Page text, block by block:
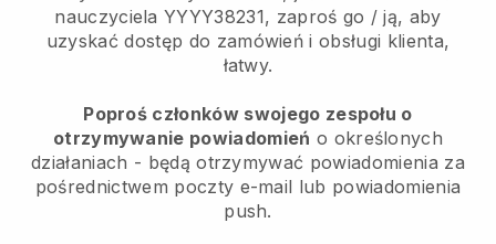
nauczyciela YYYY38231, zaproś go / ją, aby
uzyskać dostęp do zamówień i obsługi klienta,
łatwy.
Poproś członków swojego zespołu o
otrzymywanie powiadomień o określonych
działaniach - będą otrzymywać powiadomienia za
pośrednictwem poczty e-mail lub powiadomienia
push.